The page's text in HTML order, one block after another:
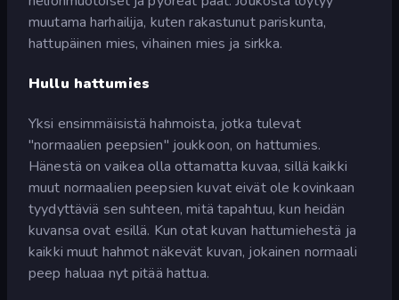
muutama harhailija, kuten rakastunut pariskunta,
hattupäinen mies, vihainen mies ja sirkka.
Hullu hattumies
Yksi ensimmäisistä hahmoista, jotka tulevat
"normaalien peepsien" joukkoon, on hattumies.
Hänestä on vaikea olla ottamatta kuvaa, sillä kaikki
muut normaalien peepsien kuvat eivät ole kovinkaan
tyydyttäviä sen suhteen, mitä tapahtuu, kun heidän
kuvansa ovat esillä. Kun otat kuvan hattumiehestä ja
kaikki muut hahmot näkevät kuvan, jokainen normaali
peep haluaa nyt pitää hattua.